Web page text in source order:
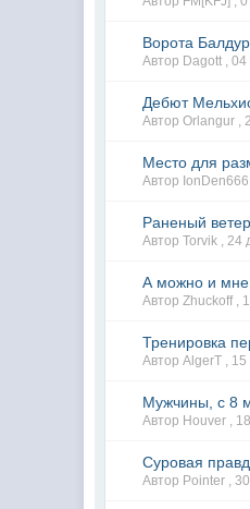
Ворота
Автор Dagott ,04
Дебют
Автор Orlangur ,
Место для
Автор
Раненый ветер
Автор Torvik ,24
А можно и мне
Автор Zhuckoff ,
Тренировка
Автор AlgerT , 15
Мужчины, с 8
Автор Houver ,
Суровая
Автор Pointer ,